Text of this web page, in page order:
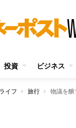
投資 ビジネス
ライフ 旅行